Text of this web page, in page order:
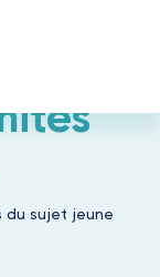
du sujet jeune